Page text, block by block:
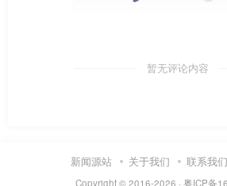
暂无评论内容
新闻源站 关于我们 联系我们
Copyright © 2016-2026 · 粤ICP备